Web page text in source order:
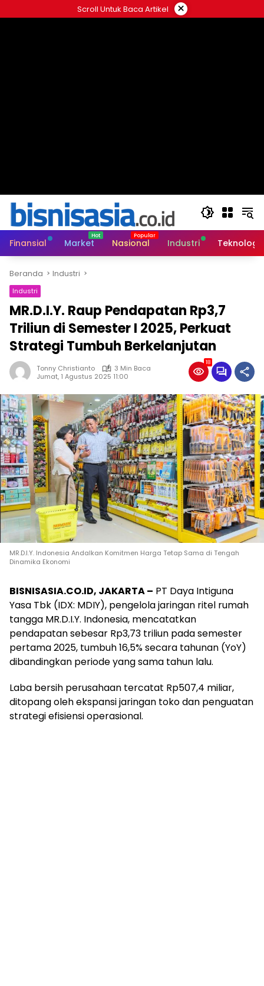
ke
Scroll Untuk Baca Artikel ×
Finansial Market Nasional Industri Teknologi
Beranda Industri
Industri
MR.D.I.Y. Raup Pendapatan Rp3,7
Triliun di Semester I 2025, Perkuat
Strategi Tumbuh Berkelanjutan
Tonny Christianto
3 Min Baca
Jumat, 1 Agustus 2025 11:00
18
MR.D.I.Y. Indonesia Andalkan Komitmen Harga Tetap Sama di Tengah
Dinamika Ekonomi
BISNISASIA.CO.ID, JAKARTA – PT Daya Intiguna
Yasa Tbk (IDX: MDIY), pengelola jaringan ritel rumah
tangga MR.D.I.Y. Indonesia, mencatatkan
pendapatan sebesar Rp3,73 triliun pada semester
pertama 2025, tumbuh 16,5% secara tahunan (YoY)
dibandingkan periode yang sama tahun lalu.
Laba bersih perusahaan tercatat Rp507,4 miliar,
ditopang oleh ekspansi jaringan toko dan penguatan
strategi efisiensi operasional.